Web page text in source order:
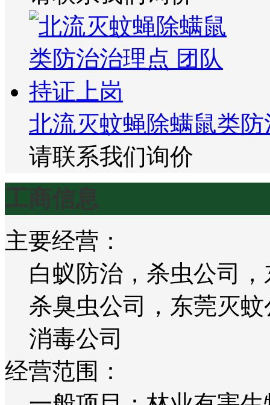
北流灭蚊蝇除螨鼠类
请联系我们询价
工商信息
主要经营：
白蚁防治，杀虫公司
杀臭虫公司，东莞灭
消毒公司
经营范围：